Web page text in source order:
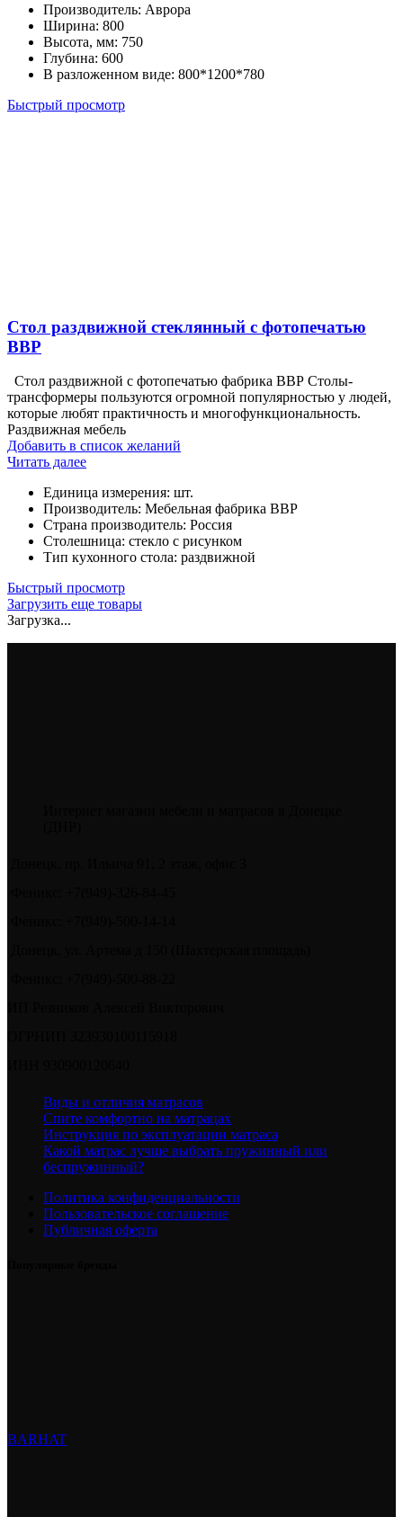
имеет
вариаций.
можно
Производитель: Аврора
Ширина: 800
Высота, мм: 750
Глубина: 600
В разложенном виде: 800*1200*780
Быстрый просмотр
Стол раздвижной стеклянный с фотопечатью
ВВР
Стол раздвижной с фотопечатью фабрика ВВР Столы-
трансформеры пользуются огромной популярностью у людей,
которые любят практичность и многофункциональность.
Раздвижная мебель
Добавить в список желаний
Читать далее
Единица измерения: шт.
Производитель: Мебельная фабрика ВВР
Страна производитель: Россия
Столешница: стекло с рисунком
Тип кухонного стола: раздвижной
Быстрый просмотр
Загрузить еще товары
Загрузка...
Виды и отличия матрасов
Спите комфортно на матрацах
Инструкция по эксплуатации матраса
Какой матрас лучше выбрать пружинный или
беспружинный?
Политика конфиденциальности
Пользовательское соглашение
Публичная оферта
BARHAT